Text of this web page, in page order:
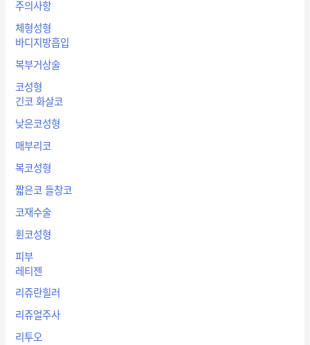
주의사항
체형성형
바디지방흡입
복부거상술
코성형
긴코 화살코
낮은코성형
매부리코
복코성형
짧은코 들창코
코재수술
휜코성형
피부
레티젠
리쥬란힐러
리쥬얼주사
리투오